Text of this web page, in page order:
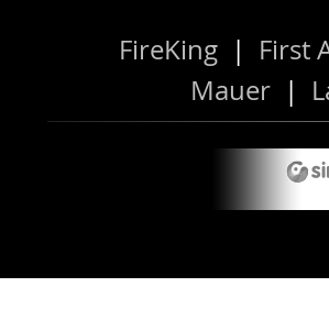
FireKing | First
Mauer |